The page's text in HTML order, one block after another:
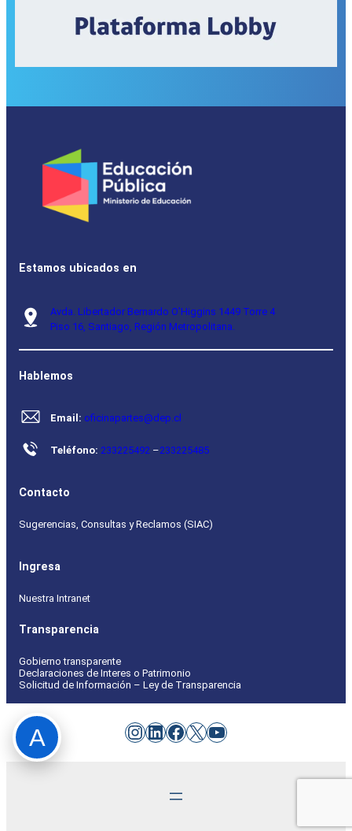
Estamos ubicados en
Avda. Libertador Bernardo O’Higgins 1449 Torre 4
Piso 16, Santiago, Región Metropolitana.
Hablemos
Email: oficinapartes@dep.cl
Teléfono: 233225492 –233225485
Contacto
Sugerencias, Consultas y Reclamos (SIAC)
Ingresa
Nuestra Intranet
Transparencia
Gobierno transparente
Declaraciones de Interes o Patrimonio
Solicitud de Información – Ley de Transparencia
Instagram
LinkedIn
Facebook
X YouTube
A